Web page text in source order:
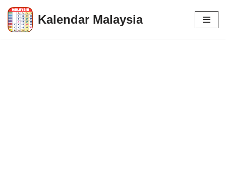
Skip
Kalendar Malaysia